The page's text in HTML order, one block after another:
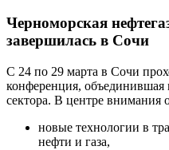
Черноморская
завершилась в Сочи
С 24 по 29 марта в Сочи
конференция, объединившая
сектора. В центре внимания
новые технологии в
нефти и газа,